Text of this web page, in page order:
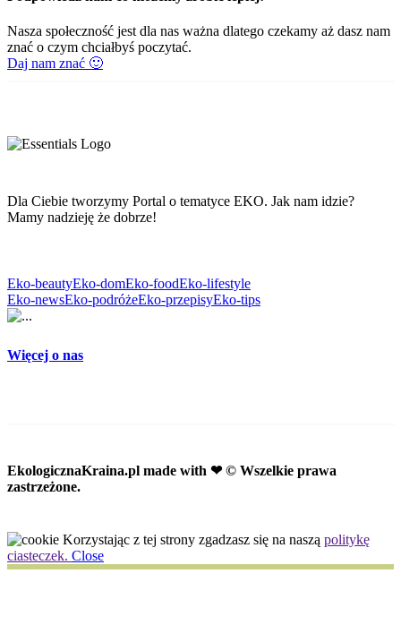
Nasza społeczność jest dla nas ważna dlatego czekamy aż dasz nam
znać o czym chciałbyś poczytać.
Daj nam znać 🙂
Dla Ciebie tworzymy Portal o tematyce EKO. Jak nam idzie?
Mamy nadzieję że dobrze!
Eko-beautyEko-domEko-foodEko-lifestyle
Eko-newsEko-podróżeEko-przepisyEko-tips
Więcej o nas
EkologicznaKraina.pl made with ❤ © Wszelkie prawa
zastrzeżone.
Korzystając z tej strony zgadzasz się na naszą politykę
ciasteczek. Close